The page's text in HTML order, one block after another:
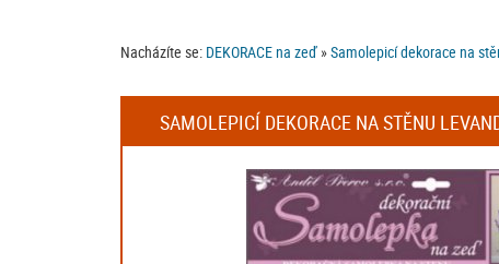
Nacházíte se: DEKORACE na zeď »Samolepicí dekorace na
SAMOLEPICÍ DEKORACE NA STĚNU